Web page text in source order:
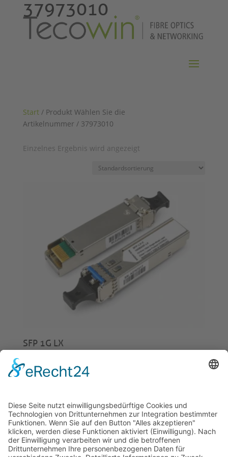
Start/ Produkt Wählen Sie die
Artikelnummer / 37973010
37973010
Einzelnes Ergebnis wird angezeigt
SFP 1G LX
€
© 2026 Tecowin GmbH |Impressum|Datenschutz
| Widerrufsrecht|AGB| Gewährleistung|RMA